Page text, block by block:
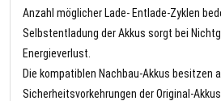
Anzahl möglicher Lade- Entlade-Zyklen
Selbstentladung der Akkus sorgt bei
Energieverlust.
Die kompatiblen Nachbau-Akkus besitzen
Sicherheitsvorkehrungen der Original-